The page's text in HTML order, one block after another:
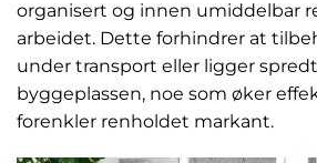
organisert og innen umiddelbar
arbeidet. Dette forhindrer at
under transport eller ligger
byggeplassen, noe som øker
forenkler renholdet markant.